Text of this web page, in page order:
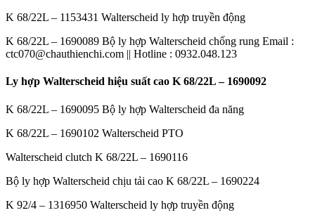
K 68/22L – 1153431 Walterscheid ly hợp truyền động
K 68/22L – 1690089 Bộ ly hợp Walterscheid chống rung Email :
ctc070@chauthienchi.com || Hotline : 0932.048.123
Ly hợp Walterscheid hiệu suất cao K 68/22L – 1690092
K 68/22L – 1690095 Bộ ly hợp Walterscheid đa năng
K 68/22L – 1690102 Walterscheid PTO
Walterscheid clutch K 68/22L – 1690116
Bộ ly hợp Walterscheid chịu tải cao K 68/22L – 1690224
K 92/4 – 1316950 Walterscheid ly hợp truyền động